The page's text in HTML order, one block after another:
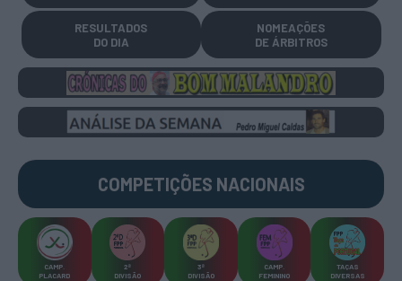
RESULTADOS
DO DIA
NOMEAÇÕES
DE ÁRBITROS
COMPETIÇÕES NACIONAIS
CAMP
PLACARD
2ª
DIVISÃO
3ª
DIVISÃO
CAMP
FEMININO
TAÇAS
DIVERSAS